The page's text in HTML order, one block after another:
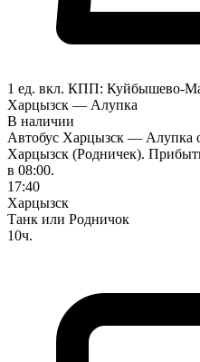
1 ед. вкл. КПП: Куйбышево-
Харцызск — Алупка
В наличии
Автобус Харцызск — Алупка
Харцызск (Родничек).
в 08:00.
17:40
Харцызск
Танк или Родничок
10ч.